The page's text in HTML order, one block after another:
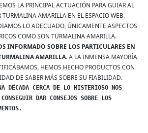
LA PRINCIPAL ACTUACIÓN PARA GUIAR AL
TURMALINA AMARILLA EN EL ESPACIO WEB.
LO ADECUADO, ÚNICAMENTE ASPECTOS
COMO SON TURMALINA AMARILLA.
INFORMADO SOBRE LOS PARTICULARES EN
AMARILLA. A LA INMENSA MAYORÍA
HEMOS HECHO PRODUCTOS CON
DE SABER MÁS SOBRE SU FIABILIDAD.
DÉCADA CERCA DE LO MISTERIOSO NOS
DAR CONSEJOS SOBRE LOS